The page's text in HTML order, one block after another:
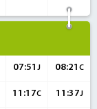
07:51 J 08:21 C
11:17C 11:37J